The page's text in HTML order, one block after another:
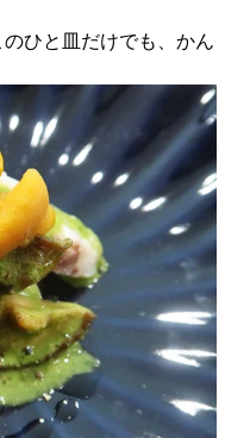
ひと皿だけでも、かん